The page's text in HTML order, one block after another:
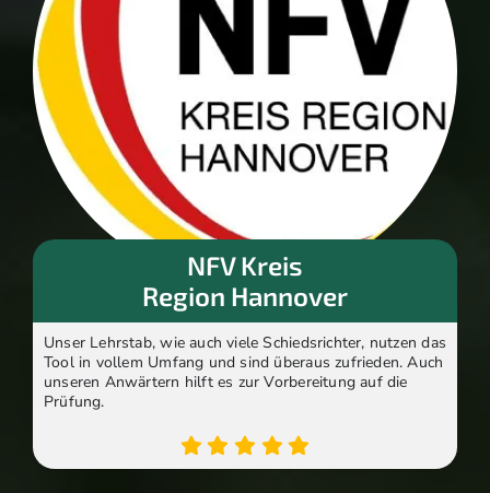
NFV Kreis
Region Hannover
Unser Lehrstab, wie auch viele Schiedsrichter, nutzen das
Tool in vollem Umfang und sind überaus zufrieden. Auch
unseren Anwärtern hilft es zur Vorbereitung auf die
Prüfung.